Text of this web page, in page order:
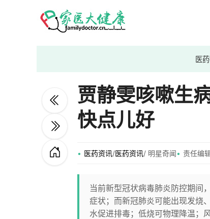
医
贾静雯咳嗽生
快点儿好
医药资讯/医药资讯/ 明星奇闻 责任编
当前新型冠状病毒肺炎防控期间
症状；而新冠肺炎可能出现发烧
水促进排毒；低烧可物理降温；